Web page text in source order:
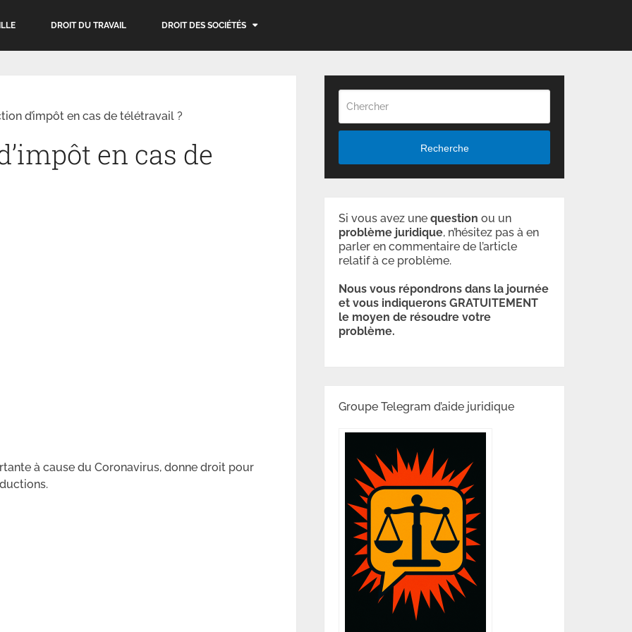
DROIT DU TRAVAIL DROIT DES SOCIÉTÉS
d’impôt en cas de télétravail ?
en cas de
à cause du Coronavirus, donne droit pour
Recherche
Si vous avez unequestion ou un
problème juridique, n’hésitez pas à en
parler en commentaire de l’article
relatif à ce problème.
Nous vous répondrons dans la journée
et vous indiquerons GRATUITEMENT
le moyen de résoudre votre
problème.
Groupe Telegram d’aide juridique